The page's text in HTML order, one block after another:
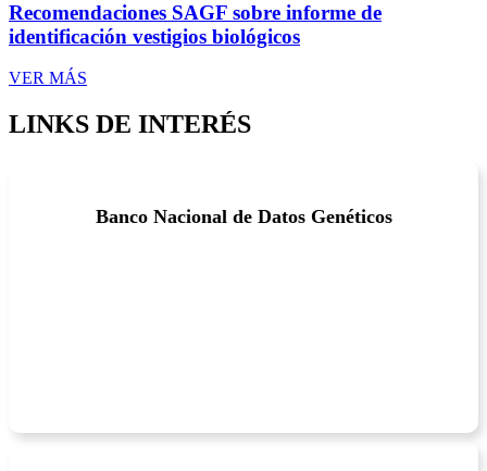
Recomendaciones SAGF sobre informe de
identificación vestigios biológicos
VER MÁS
LINKS DE INTERÉS
Banco Nacional de Datos Genéticos